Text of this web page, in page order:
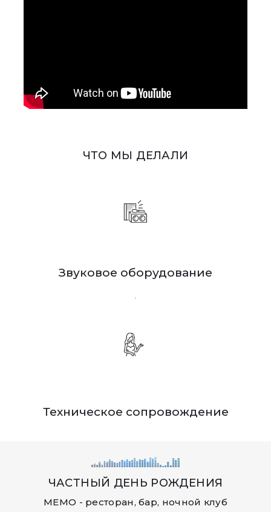
ЧТО МЫ ДЕЛАЛИ
Звуковое оборудование
Техническое сопровождение
ЧАСТНЫЙ ДЕНЬ РОЖДЕНИЯ
MEMO - ресторан, бар, ночной клуб